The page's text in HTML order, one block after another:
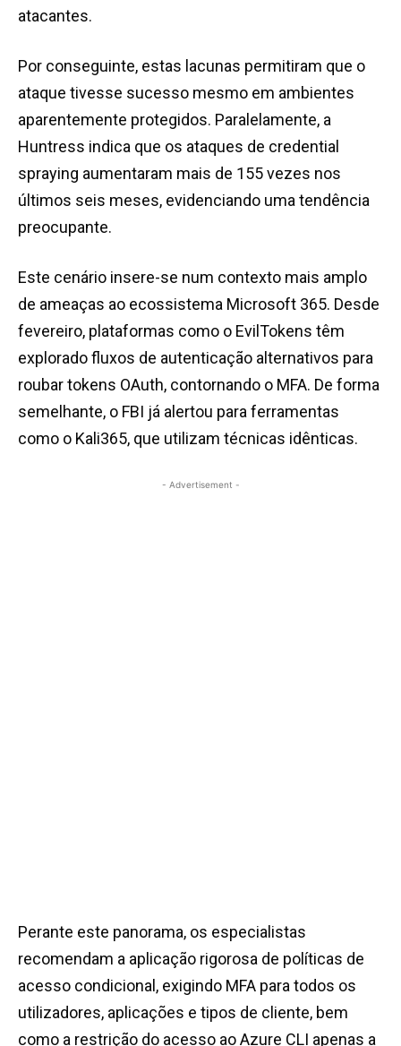
atacantes.
Por conseguinte, estas lacunas permitiram que o
ataque tivesse sucesso mesmo em ambientes
aparentemente protegidos. Paralelamente, a
Huntress indica que os ataques de credential
spraying aumentaram mais de 155 vezes nos
últimos seis meses, evidenciando uma tendência
preocupante.
Este cenário insere-se num contexto mais amplo
de ameaças ao ecossistema Microsoft 365. Desde
fevereiro, plataformas como o EvilTokens têm
explorado fluxos de autenticação alternativos para
roubar tokens OAuth, contornando o MFA. De forma
semelhante, o FBI já alertou para ferramentas
como o Kali365, que utilizam técnicas idênticas.
- Advertisement -
Perante este panorama, os especialistas
recomendam a aplicação rigorosa de políticas de
acesso condicional, exigindo MFA para todos os
utilizadores, aplicações e tipos de cliente, bem
como a restrição do acesso ao Azure CLI apenas a